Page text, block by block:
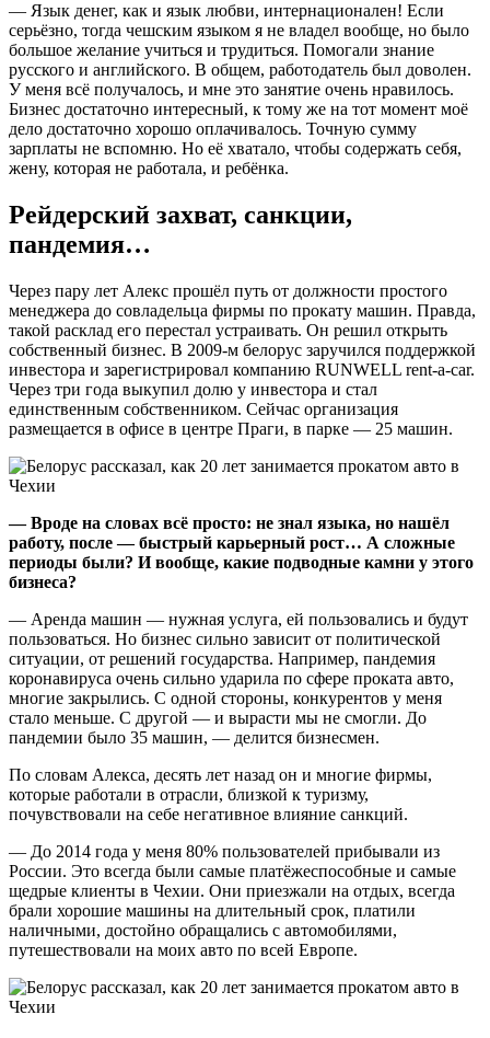
— Язык денег, как и язык любви, интернационален! Если
серьёзно, тогда чешским языком я не владел вообще, но было
большое желание учиться и трудиться. Помогали знание
русского и английского. В общем, работодатель был доволен.
У меня всё получалось, и мне это занятие очень нравилось.
Бизнес достаточно интересный, к тому же на тот момент моё
дело достаточно хорошо оплачивалось. Точную сумму
зарплаты не вспомню. Но её хватало, чтобы содержать себя,
жену, которая не работала, и ребёнка.
Рейдерский захват, санкции,
пандемия…
Через пару лет Алекс прошёл путь от должности простого
менеджера до совладельца фирмы по прокату машин. Правда,
такой расклад его перестал устраивать. Он решил открыть
собственный бизнес. В 2009-м белорус заручился поддержкой
инвестора и зарегистрировал компанию RUNWELL rent-a-car.
Через три года выкупил долю у инвестора и стал
единственным собственником. Сейчас организация
размещается в офисе в центре Праги, в парке — 25 машин.
— Вроде на словах всё просто: не знал языка, но нашёл
работу, после — быстрый карьерный рост… А сложные
периоды были? И вообще, какие подводные камни у этого
бизнеса?
— Аренда машин — нужная услуга, ей пользовались и будут
пользоваться. Но бизнес сильно зависит от политической
ситуации, от решений государства. Например, пандемия
коронавируса очень сильно ударила по сфере проката авто,
многие закрылись. С одной стороны, конкурентов у меня
стало меньше. С другой — и вырасти мы не смогли. До
пандемии было 35 машин, — делится бизнесмен.
По словам Алекса, десять лет назад он и многие фирмы,
которые работали в отрасли, близкой к туризму,
почувствовали на себе негативное влияние санкций.
— До 2014 года у меня 80% пользователей прибывали из
России. Это всегда были самые платёжеспособные и самые
щедрые клиенты в Чехии. Они приезжали на отдых, всегда
брали хорошие машины на длительный срок, платили
наличными, достойно обращались с автомобилями,
путешествовали на моих авто по всей Европе.